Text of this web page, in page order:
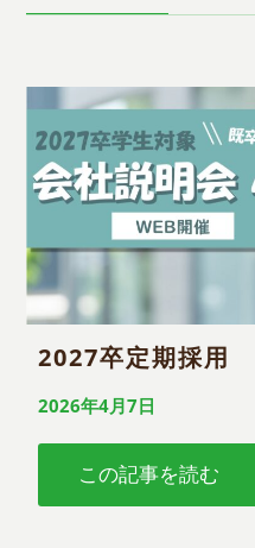
2027卒定期採用
2026年4月7日
この記事を読む